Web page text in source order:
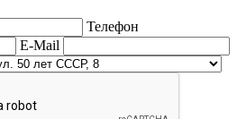
Телефон
E-Mail